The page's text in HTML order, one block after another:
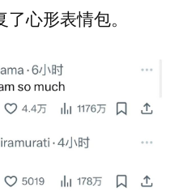
心形表情包。